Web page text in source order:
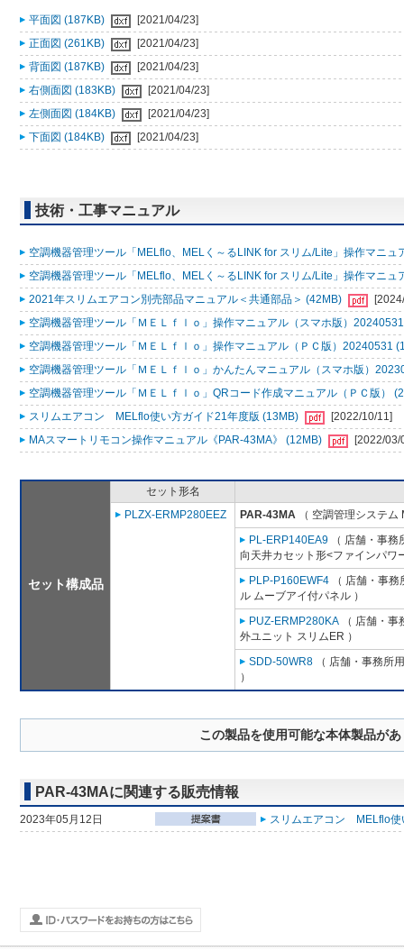
平面図 (187KB)
[2021/04/23]
正面図 (261KB)
[2021/04/23]
背面図 (187KB)
[2021/04/23]
右側面図 (183KB)
[2021/04/23]
左側面図 (184KB)
[2021/04/23]
下面図 (184KB)
[2021/04/23]
技術・工事マニュアル
空調機器管理ツール「MELflo、MELく～るLINK for スリム/Lite」操作マニュ
空調機器管理ツール「MELflo、MELく～るLINK for スリム/Lite」操作マニュ
2021年スリムエアコン別売部品マニュアル＜共通部品＞ (42MB)
空調機器管理ツール「ＭＥＬｆｌｏ」操作マニュアル（スマホ版）
空調機器管理ツール「ＭＥＬｆｌｏ」操作マニュアル（ＰＣ版）20240531
空調機器管理ツール「ＭＥＬｆｌｏ」かんたんマニュアル（スマホ版）
空調機器管理ツール「ＭＥＬｆｌｏ」QRコード作成マニュアル（ＰＣ版）
スリムエアコン MELflo使い方ガイド21年度版 (13MB)
[2022/10/11]
MAスマートリモコン操作マニュアル《PAR-43MA》 (12MB)
[2022/03/
セット構成品
セット形名
PLZX-ERMP280EEZ
PAR-43MA （ 空調管理システム
PL-ERP140EA9 （ 店舗・事
向天井カセット形<ファインパワ
PLP-P160EWF4 （ 店舗・事
ル ムーブアイ付パネル ）
PUZ-ERMP280KA （ 店舗・
外ユニット スリムER ）
SDD-50WR8 （ 店舗・事務所
）
この製品を使用可能な本体製品が
PAR-43MAに関連する販売情報
2023年05月12日 スリムエアコン MELflo使